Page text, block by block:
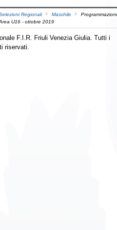
Regionali Maschile
U16 - ottobre 2019
F.I.R. Friuli Venezia Giulia. Tutti i
riservati.